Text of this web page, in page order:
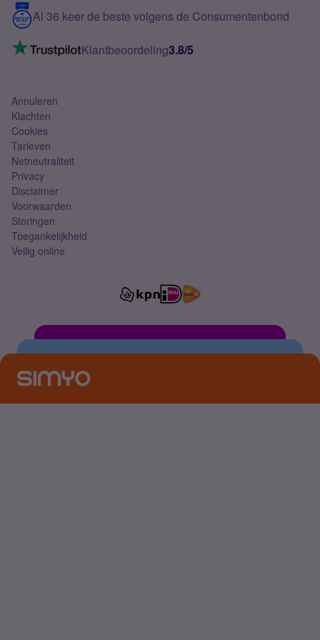
Mobiel internet
Mobiel abonnement
Contact
VoLTE 4G bellen
Al 36 keer de beste volgens de Consumentenbond
Klantbeoordeling3.8/5
Annuleren
Klachten
Cookies
Tarieven
Netneutraliteit
Privacy
Disclaimer
Voorwaarden
Storingen
Toegankelijkheid
Veilig online